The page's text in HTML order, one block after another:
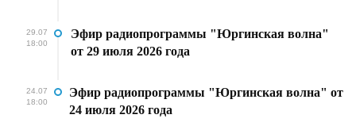
29.07
18:00
Эфир радиопрограммы "Юргинская волна"
от 29 июля 2026 года
24.07
18:00
Эфир радиопрограммы "Юргинская волна" от
24 июля 2026 года